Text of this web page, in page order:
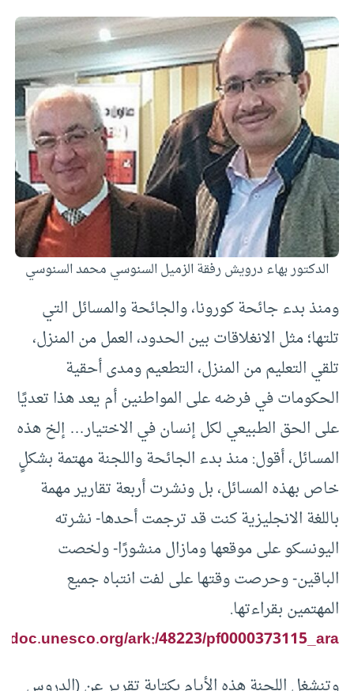
الدكتور بهاء درويش رفقة الزميل السنوسي محمد السنوسي
ومنذ بدء جائحة كورونا، والجائحة والمسائل التي
تلتها؛ مثل الانغلاقات بين الحدود، العمل من المنزل،
تلقي التعليم من المنزل، التطعيم ومدى أحقية
الحكومات في فرضه على المواطنين أم يعد هذا تعديًا
على الحق الطبيعي لكل إنسان في الاختيار… إلخ هذه
المسائل، أقول: منذ بدء الجائحة واللجنة مهتمة بشكلٍ
خاص بهذه المسائل، بل ونشرت أربعة تقارير مهمة
باللغة الانجليزية كنت قد ترجمت أحدها- نشرته
اليونسكو على موقعها ومازال منشورًا- ولخصت
الباقين- وحرصت وقتها على لفت انتباه جميع
المهتمين بقراءتها.
ark:/48223/pf0000373115_ara